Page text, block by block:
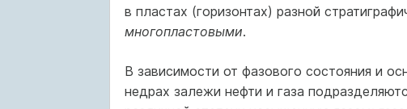
в пластах (горизонтах) разной
многопластовыми.
В зависимости от фазового состояния и
недрах залежи нефти и газа